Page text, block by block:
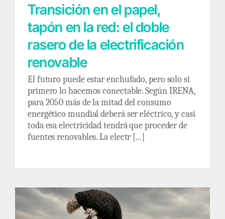
Transición en el papel,
tapón en la red: el doble
rasero de la electrificación
renovable
El futuro puede estar enchufado, pero solo si
primero lo hacemos conectable. Según IRENA,
para 2050 más de la mitad del consumo
energético mundial deberá ser eléctrico, y casi
toda esa electricidad tendrá que proceder de
fuentes renovables. La electr [...]